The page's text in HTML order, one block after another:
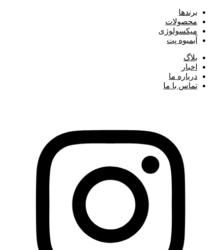
برند‌ها
محصولات
میکسولوژی
آبمیوه پت
بلاگ
اخبار
درباره ما
تماس با ما